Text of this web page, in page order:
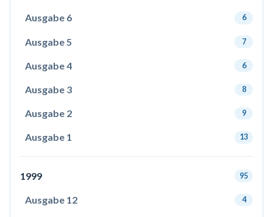
Ausgabe 6 6
Ausgabe 5 7
Ausgabe 4 6
Ausgabe 3 8
Ausgabe 2 9
Ausgabe 1 13
1999 95
Ausgabe 12 4